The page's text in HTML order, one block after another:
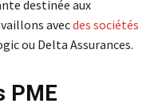
destinée aux
avecdes sociétés
ou Delta Assurances.
PME